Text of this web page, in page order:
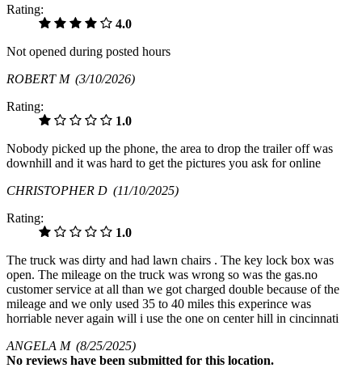
Rating:
4.0
Not opened during posted hours
ROBERT M (3/10/2026)
Rating:
1.0
Nobody picked up the phone, the area to drop the trailer off was
downhill and it was hard to get the pictures you ask for online
CHRISTOPHER D (11/10/2025)
Rating:
1.0
The truck was dirty and had lawn chairs . The key lock box was
open. The mileage on the truck was wrong so was the gas.no
customer service at all than we got charged double because of the
mileage and we only used 35 to 40 miles this experince was
horriable never again will i use the one on center hill in cincinnati
ANGELA M (8/25/2025)
No reviews have been submitted for this location.